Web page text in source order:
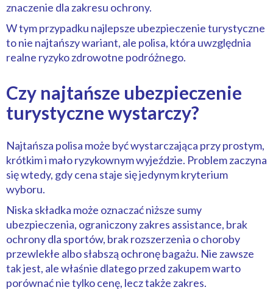
znaczenie dla zakresu ochrony.
W tym przypadku najlepsze ubezpieczenie turystyczne
to nie najtańszy wariant, ale polisa, która uwzględnia
realne ryzyko zdrowotne podróżnego.
Czy najtańsze ubezpieczenie
turystyczne wystarczy?
Najtańsza polisa może być wystarczająca przy prostym,
krótkim i mało ryzykownym wyjeździe. Problem zaczyna
się wtedy, gdy cena staje się jedynym kryterium
wyboru.
Niska składka może oznaczać niższe sumy
ubezpieczenia, ograniczony zakres assistance, brak
ochrony dla sportów, brak rozszerzenia o choroby
przewlekłe albo słabszą ochronę bagażu. Nie zawsze
tak jest, ale właśnie dlatego przed zakupem warto
porównać nie tylko cenę, lecz także zakres.